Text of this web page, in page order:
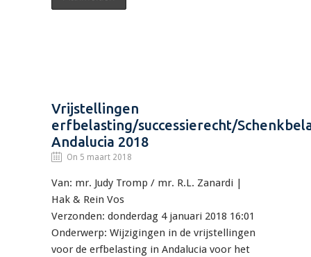
Vrijstellingen
erfbelasting/successierecht/
Andalucia 2018
On 5 maart 2018
Van: mr. Judy Tromp / mr. R.L. Zanardi |
Hak & Rein Vos
Verzonden: donderdag 4 januari 2018 16:01
Onderwerp: Wijzigingen in de vrijstellingen
voor de erfbelasting in Andalucia voor het